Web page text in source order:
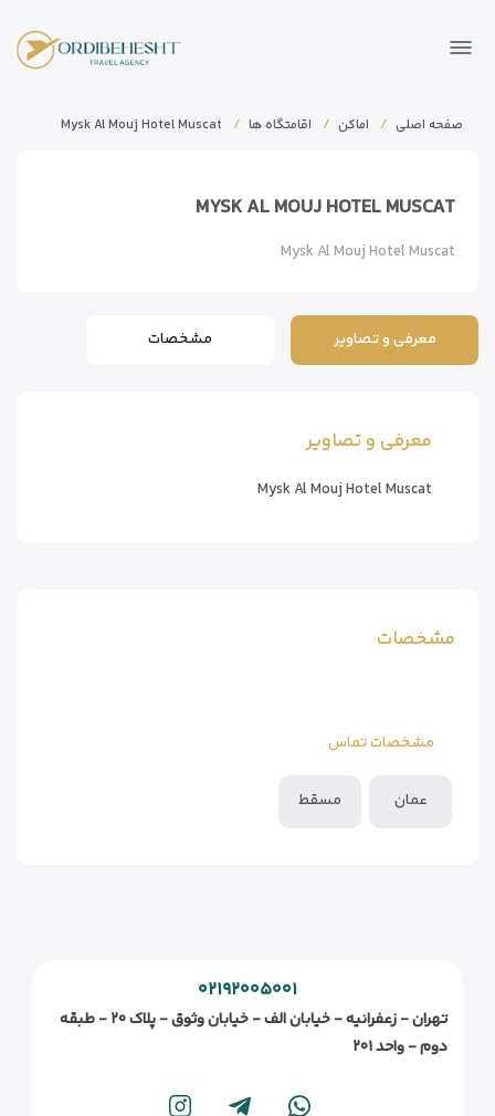
صفحه اصلی اماکن اقامتگاه ها Mysk Al Mouj Hotel Muscat
MYSK AL MOUJ HOTEL MUSCAT
Mysk Al Mouj Hotel Muscat
معرفی و تصاویر مشخصات
معرفی و تصاویر
Mysk Al Mouj Hotel Muscat
مشخصات
مشخصات تماس
عمان مسقط
۰۲۱۹۲۰۰۵۰۰۱
تهران - زعفرانیه - خیابان الف - خیابان وثوق - پلاک ۲۰ - طبقه
دوم - واحد ۲۰۱